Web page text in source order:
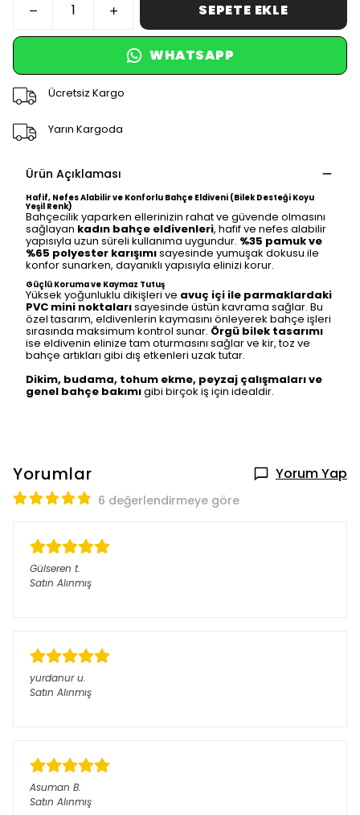
SEPETE EKLE
WHATSAPP
Ücretsiz Kargo
Yarın Kargoda
Ürün Açıklaması
Hafif, Nefes Alabilir ve Konforlu Bahçe Eldiveni (Bilek Desteği Koyu
Yeşil Renk)
Bahçecilik yaparken ellerinizin rahat ve güvende olmasını
sağlayan kadın bahçe eldivenleri, hafif ve nefes alabilir
yapısıyla uzun süreli kullanıma uygundur. %35 pamuk ve
%65 polyester karışımısayesinde yumuşak dokusu ile
konfor sunarken, dayanıklı yapısıyla elinizi korur.
Güçlü Koruma ve Kaymaz Tutuş
Yüksek yoğunluklu dikişleri ve avuç içi ile parmaklardaki
PVC mini noktalarısayesinde üstün kavrama sağlar. Bu
özel tasarım, eldivenlerin kaymasını önleyerek bahçe işleri
sırasında maksimum kontrol sunar. Örgü bilek tasarımı
ise eldivenin elinize tam oturmasını sağlar ve kir, toz ve
bahçe artıkları gibi dış etkenleri uzak tutar.
Dikim, budama, tohum ekme, peyzaj çalışmaları ve
genel bahçe bakımıgibi birçok iş için idealdir.
Yorumlar Yorum Yap
6 değerlendirmeye göre
Gülseren t.
Satın Alınmış
yurdanur u.
Satın Alınmış
Asuman B.
Satın Alınmış